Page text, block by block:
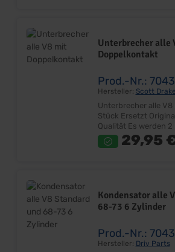
Unterbrecher alle
Doppelkontakt
Prod.-Nr.:
Hersteller: Scott Drake
Unterbrecher alle
Stück Ersetzt Originalteil Sehr gute
Qualität Es werden 2 Unterbrecher pro
Fahrzeug benötigt! Lieferumfang: Stück
Preis: Pro Stück Einbauort: Zündverteiler
29,95
Kondensator alle
68-73 6 Zylinder
Prod.-Nr.:
Hersteller: Driv Parts